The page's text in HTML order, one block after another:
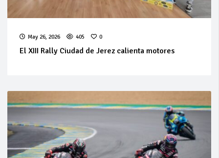
May 26, 2026 405 0
El XIII Rally Ciudad de Jerez calienta motores